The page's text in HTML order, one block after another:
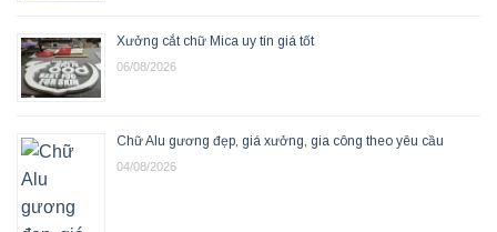
Xưởng cắt chữ Mica uy tín giá tốt
06/08/2026
Chữ Alu gương đẹp, giá xưởng, gia công theo yêu cầu
04/08/2026